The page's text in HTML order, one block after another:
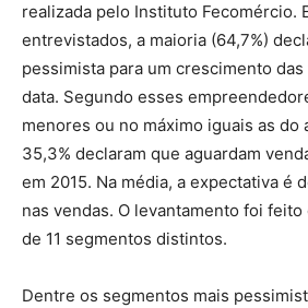
realizada pelo Instituto Fecomércio.
entrevistados, a maioria (64,7%)
pessimista para um crescimento
data. Segundo esses
menores ou no máximo iguais as do
35,3% declaram que aguardam
em 2015. Na média, a expectativa é
nas vendas. O levantamento foi
de 11 segmentos distintos.
Dentre os segmentos mais